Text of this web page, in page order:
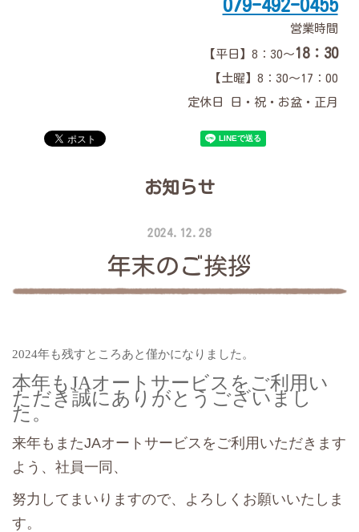
079-492-0455
営業時間
【平日】8：30～18：30
【土曜】8：30～17：00
定休日 日・祝・お盆・正月
お知らせ
2024.12.28
年末のご挨拶
2024年も残すところあと僅かになりました。
本年もJAオートサービスをご利用い
ただき誠にありがとうございまし
た。
来年もまたJAオートサービスをご利用いただきます
よう、社員一同、
努力してまいりますので、よろしくお願いいたしま
す。